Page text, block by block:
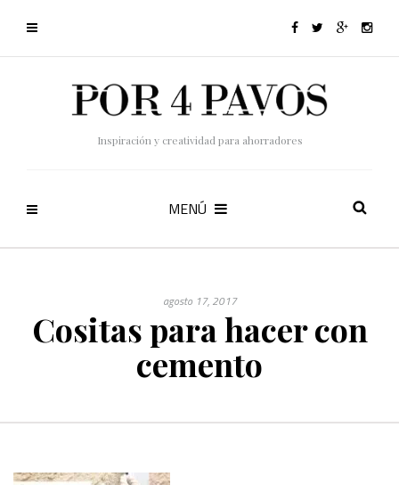
Inspiración y creatividad para ahorradores
MENÚ
agosto 17, 2017
Cositas para hacer con
cemento